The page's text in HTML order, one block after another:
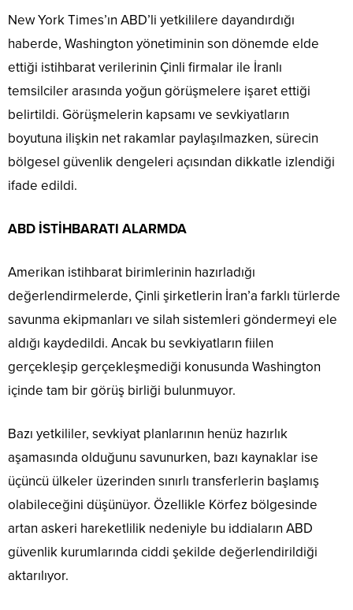
New York Times’ın ABD’li yetkililere dayandırdığı
haberde, Washington yönetiminin son dönemde elde
ettiği istihbarat verilerinin Çinli firmalar ile İranlı
temsilciler arasında yoğun görüşmelere işaret ettiği
belirtildi. Görüşmelerin kapsamı ve sevkiyatların
boyutuna ilişkin net rakamlar paylaşılmazken, sürecin
bölgesel güvenlik dengeleri açısından dikkatle izlendiği
ifade edildi.
ABD İSTİHBARATI ALARMDA
Amerikan istihbarat birimlerinin hazırladığı
değerlendirmelerde, Çinli şirketlerin İran’a farklı türlerde
savunma ekipmanları ve silah sistemleri göndermeyi ele
aldığı kaydedildi. Ancak bu sevkiyatların fiilen
gerçekleşip gerçekleşmediği konusunda Washington
içinde tam bir görüş birliği bulunmuyor.
Bazı yetkililer, sevkiyat planlarının henüz hazırlık
aşamasında olduğunu savunurken, bazı kaynaklar ise
üçüncü ülkeler üzerinden sınırlı transferlerin başlamış
olabileceğini düşünüyor. Özellikle Körfez bölgesinde
artan askeri hareketlilik nedeniyle bu iddiaların ABD
güvenlik kurumlarında ciddi şekilde değerlendirildiği
aktarılıyor.